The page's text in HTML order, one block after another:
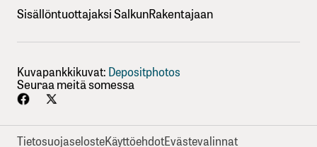
Sisällöntuottajaksi SalkunRakentajaan
Kuvapankkikuvat: Depositphotos
Seuraa meitä somessa
TietosuojaselosteKäyttöehdotEvästevalinnat